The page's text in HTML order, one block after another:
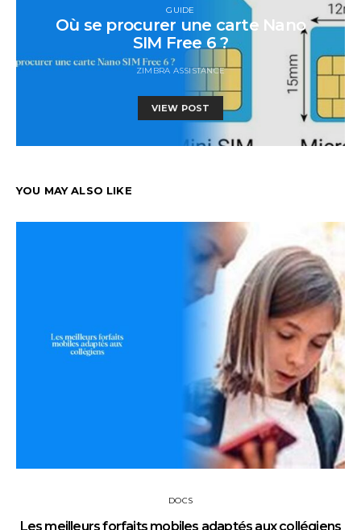
GUIDE
Où se procurer une carte Nano
SIM Free 6 ?
ZIMBRA ASSISTANCE
VIEW POST
YOU MAY ALSO LIKE
DOCS
Les meilleurs forfaits mobiles adaptés aux collégiens